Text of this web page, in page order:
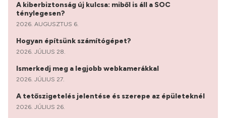
A kiberbiztonság új kulcsa: miből is áll a SOC
ténylegesen?
2026. AUGUSZTUS 6.
Hogyan építsünk számítógépet?
2026. JÚLIUS 28.
Ismerkedj meg a legjobb webkamerákkal
2026. JÚLIUS 27.
A tetőszigetelés jelentése és szerepe az épületeknél
2026. JÚLIUS 26.